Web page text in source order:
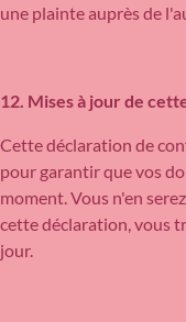
une plainte auprès de
12. Mises à jour de
Cette déclaration de
pour garantir que vos
moment. Vous n'en
cette déclaration, vous
jour.